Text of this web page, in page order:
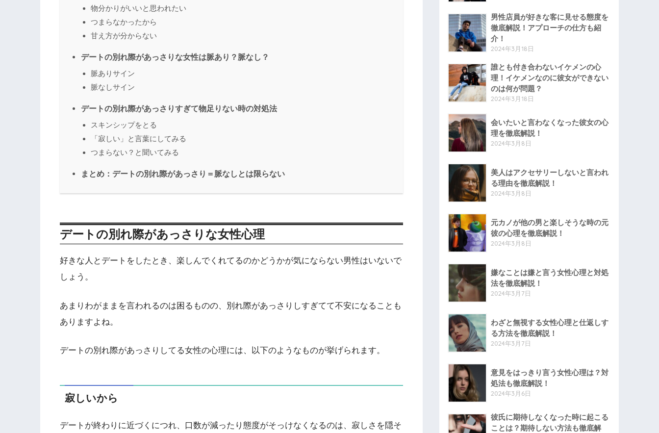
物分かりがいいと思われたい
つまらなかったから
甘え方が分からない
デートの別れ際があっさりな女性は脈あり？脈なし？
脈ありサイン
脈なしサイン
デートの別れ際があっさりすぎて物足りない時の対処法
スキンシップをとる
「寂しい」と言葉にしてみる
つまらない？と聞いてみる
まとめ：デートの別れ際があっさり＝脈なしとは限らない
デートの別れ際があっさりな女性心理
好きな人とデートをしたとき、楽しんでくれてるのかどうかが気にならない男性はいないで
しょう。
あまりわがままを言われるのは困るものの、別れ際があっさりしすぎてて不安になることも
ありますよね。
デートの別れ際があっさりしてる女性の心理には、以下のようなものが挙げられます。
寂しいから
デートが終わりに近づくにつれ、口数が減ったり態度がそっけなくなるのは、寂しさを隠そ
男性店員が好きな客に見せる態度を
徹底解説！アプローチの仕方も紹
介！
2024年3月18日
誰とも付き合わないイケメンの心
理！イケメンなのに彼女ができない
のは何が問題？
2024年3月18日
会いたいと言わなくなった彼女の心
理を徹底解説！
2024年3月8日
美人はアクセサリーしないと言われ
る理由を徹底解説！
2024年3月8日
元カノが他の男と楽しそうな時の元
彼の心理を徹底解説！
2024年3月8日
嫌なことは嫌と言う女性心理と対処
法を徹底解説！
2024年3月7日
わざと無視する女性心理と仕返しす
る方法を徹底解説！
2024年3月7日
意見をはっきり言う女性心理は？対
処法も徹底解説！
2024年3月6日
彼氏に期待しなくなった時に起こる
ことは？期待しない方法も徹底解